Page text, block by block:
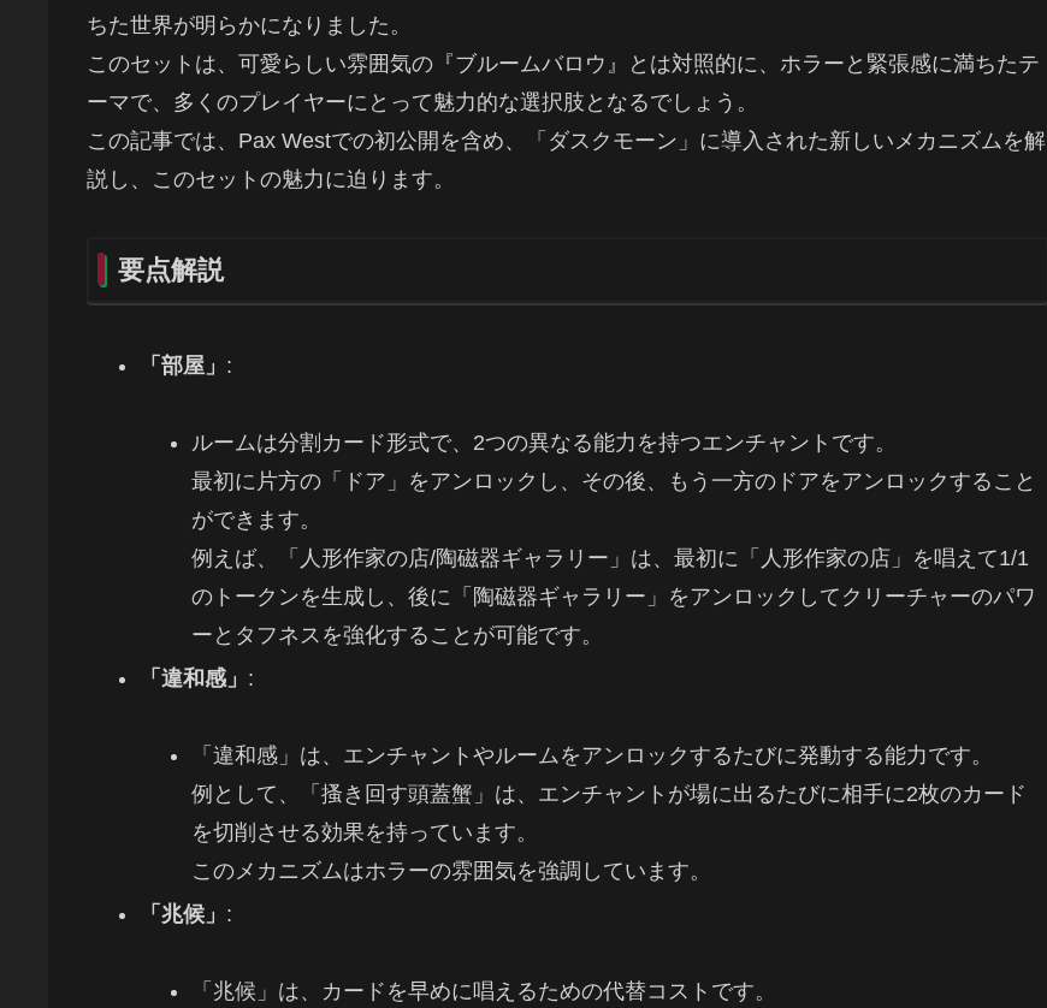
ちた世界が明らかになりました。
このセットは、可愛らしい雰囲気の『ブルームバロウ』とは対照的に、ホラーと緊張感に満ちたテ
ーマで、多くのプレイヤーにとって魅力的な選択肢となるでしょう。
この記事では、Pax Westでの初公開を含め、「ダスクモーン」に導入された新しいメカニズムを解
説し、このセットの魅力に迫ります。
要点解説
「部屋」 :
ルームは分割カード形式で、2つの異なる能力を持つエンチャントです。
最初に片方の「ドア」をアンロックし、その後、もう一方のドアをアンロックすること
ができます。
例えば、「人形作家の店/陶磁器ギャラリー」は、最初に「人形作家の店」を唱えて1/1
のトークンを生成し、後に「陶磁器ギャラリー」をアンロックしてクリーチャーのパワ
ーとタフネスを強化することが可能です。
「違和感」 :
「違和感」は、エンチャントやルームをアンロックするたびに発動する能力です。
例として、「搔き回す頭蓋蟹」は、エンチャントが場に出るたびに相手に2枚のカード
を切削させる効果を持っています。
このメカニズムはホラーの雰囲気を強調しています。
「兆候」 :
「兆候」は、カードを早めに唱えるための代替コストです。